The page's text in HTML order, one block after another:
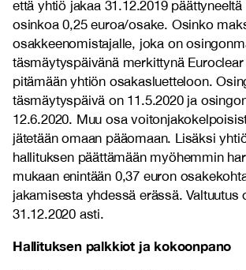
että yhtiö jakaa 31.12.2019
osinkoa 0,25 euroa/osake. Osinko
osakkeenomistajalle, joka on
täsmäytyspäivänä merkittynä
pitämään yhtiön osakasluetteloon.
täsmäytyspäivä on 11.5.2020 ja
12.6.2020. Muu osa
jätetään omaan pääomaan. Lisäksi
hallituksen päättämään myöhemmin
mukaan enintään 0,37 euron
jakamisesta yhdessä erässä. Valtuutus
31.12.2020 asti.
Hallituksen palkkiot ja kokoonpano